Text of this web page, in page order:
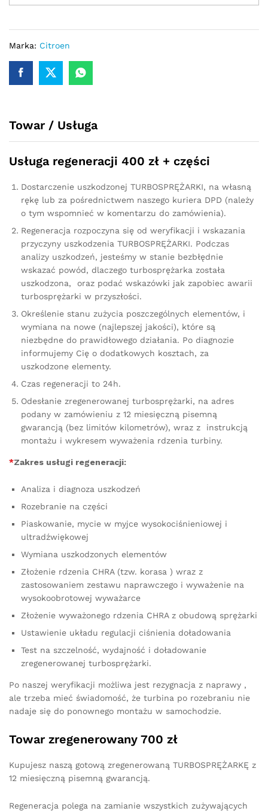
turbina
C2
1.6
109
KM
Marka: Citroen
Towar / Usługa
Usługa regeneracji 400 zł + części
Dostarczenie uszkodzonej TURBOSPRĘŻARKI, na własną
rękę lub za pośrednictwem naszego kuriera DPD (należy
o tym wspomnieć w komentarzu do zamówienia).
Regeneracja rozpoczyna się od weryfikacji i wskazania
przyczyny uszkodzenia TURBOSPRĘŻARKI. Podczas
analizy uszkodzeń, jesteśmy w stanie bezbłędnie
wskazać powód, dlaczego turbosprężarka została
uszkodzona, oraz podać wskazówki jak zapobiec awarii
turbosprężarki w przyszłości.
Określenie stanu zużycia poszczególnych elementów, i
wymiana na nowe (najlepszej jakości), które są
niezbędne do prawidłowego działania. Po diagnozie
informujemy Cię o dodatkowych kosztach, za
uszkodzone elementy.
Czas regeneracji to 24h.
Odesłanie zregenerowanej turbosprężarki, na adres
podany w zamówieniu z 12 miesięczną pisemną
gwarancją (bez limitów kilometrów), wraz z instrukcją
montażu i wykresem wyważenia rdzenia turbiny.
*Zakres usługi regeneracji:
Analiza i diagnoza uszkodzeń
Rozebranie na części
Piaskowanie, mycie w myjce wysokociśnieniowej i
ultradźwiękowej
Wymiana uszkodzonych elementów
Złożenie rdzenia CHRA (tzw. korasa ) wraz z
zastosowaniem zestawu naprawczego i wyważenie na
wysokoobrotowej wyważarce
Złożenie wyważonego rdzenia CHRA z obudową sprężarki
Ustawienie układu regulacji ciśnienia doładowania
Test na szczelność, wydajność i doładowanie
zregenerowanej turbosprężarki.
Po naszej weryfikacji możliwa jest rezygnacja z naprawy ,
ale trzeba mieć świadomość, że turbina po rozebraniu nie
nadaje się do ponownego montażu w samochodzie.
Towar zregenerowany 700 zł
Kupujesz naszą gotową zregenerowaną TURBOSPRĘŻARKĘ z
12 miesięczną pisemną gwarancją.
Regeneracja polega na zamianie wszystkich zużywających